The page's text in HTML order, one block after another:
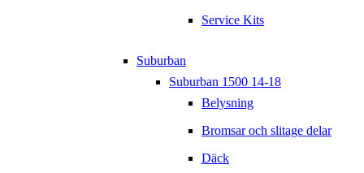
Service Kits
Suburban
Suburban 1500 14-18
Belysning
Bromsar och slitage delar
Däck